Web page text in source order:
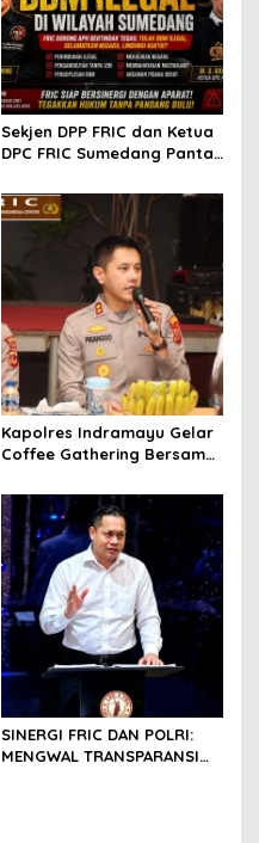
Sekjen DPP FRIC dan Ketua
DPC FRIC Sumedang Pantau
Ilegal di Wilayah
Sumedang, Minta APH
Bertindak Tegas
Kapolres Indramayu Gelar
Coffee Gathering Bersama
SINERGI FRIC DAN POLRI:
MENGWAL TRANSPARANSI